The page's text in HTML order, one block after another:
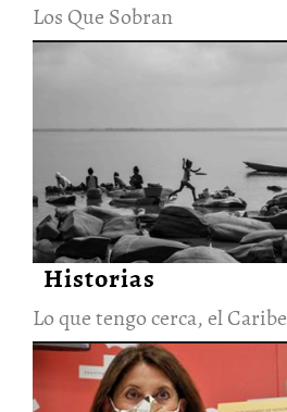
Los Que Sobran
Historias
Lo que tengo cerca, el Caribe